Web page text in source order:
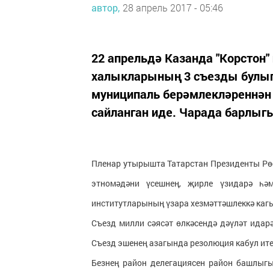
автор, 28 апрель 2017 - 05:46
22 апрельдә Казанда
халыкларының 3 съезды
муниципаль
сайланган иде. Чарада
Пленар утырышта Татарстан Президенты
этномәдәни үсешнең, җирле үзидарә
институтларының үзара хезмәттәшлеккә
Съезд милли сәясәт өлкәсендә дәүләт
Съезд эшенең азагында резолюция кабул
Безнең район делегациясен район